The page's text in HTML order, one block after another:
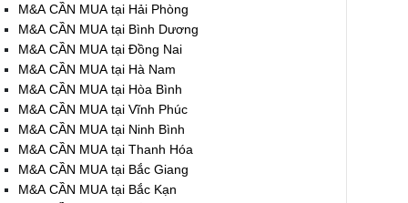
M&A CẦN MUA tại Hải Phòng
M&A CẦN MUA tại Bình Dương
M&A CẦN MUA tại Đồng Nai
M&A CẦN MUA tại Hà Nam
M&A CẦN MUA tại Hòa Bình
M&A CẦN MUA tại Vĩnh Phúc
M&A CẦN MUA tại Ninh Bình
M&A CẦN MUA tại Thanh Hóa
M&A CẦN MUA tại Bắc Giang
M&A CẦN MUA tại Bắc Kạn